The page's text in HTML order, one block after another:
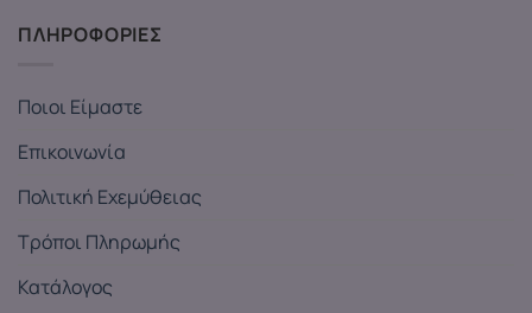
ΠΛΗΡΟΦΟΡΙΕΣ
Ποιοι Είμαστε
Επικοινωνία
Πολιτική Εχεμύθειας
Τρόποι Πληρωμής
Κατάλογος